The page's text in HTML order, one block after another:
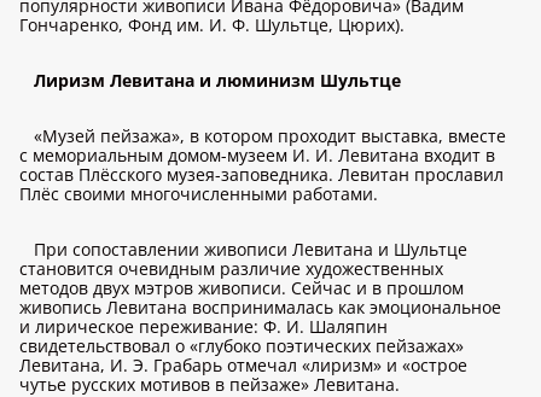
популярности живописи Ивана Фёдоровича» (Вадим
Гончаренко, Фонд им. И. Ф. Шультце, Цюрих).
Лиризм Левитана и люминизм Шультце
«Музей пейзажа», в котором проходит выставка, вместе
с мемориальным домом-музеем И. И. Левитана входит в
состав Плёсского музея-заповедника. Левитан прославил
Плёс своими многочисленными работами.
При сопоставлении живописи Левитана и Шультце
становится очевидным различие художественных
методов двух мэтров живописи. Сейчас и в прошлом
живопись Левитана воспринималась как эмоциональное
и лирическое переживание: Ф. И. Шаляпин
свидетельствовал о «глубоко поэтических пейзажах»
Левитана, И. Э. Грабарь отмечал «лиризм» и «острое
чутье русских мотивов в пейзаже» Левитана.